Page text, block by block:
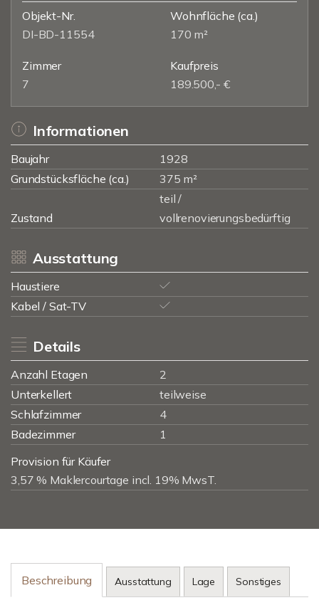
Objekt-Nr.
DI-BD-11554
Wohnfläche (ca.)
170 m²
Zimmer
7
Kaufpreis
189.500,- €
Informationen
Baujahr
1928
Grundstücksfläche (ca.)
375 m²
Zustand
teil /
vollrenovierungsbedürftig
Ausstattung
Haustiere
Kabel / Sat-TV
Details
Anzahl Etagen
2
Unterkellert
teilweise
Schlafzimmer
4
Badezimmer
1
Provision für Käufer
3,57 % Maklercourtage incl. 19% MwsT.
Beschreibung Ausstattung Lage Sonstiges